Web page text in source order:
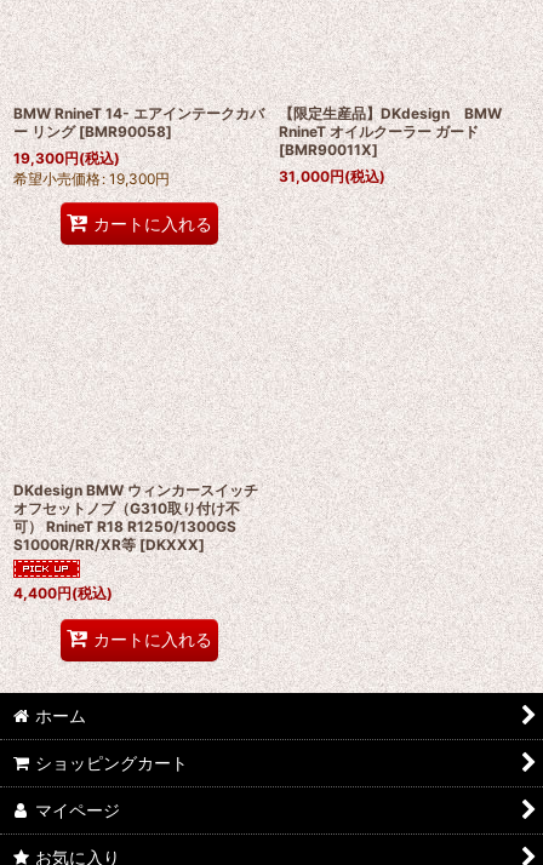
BMW RnineT 14- エアインテークカバ
ー リング [BMR90058]
19,300円(税込)
希望小売価格: 19,300円
カートに入れる
【限定生産品】DKdesign BMW
RnineT オイルクーラー ガード
[BMR90011X]
31,000円(税込)
DKdesign BMW ウィンカースイッチ
オフセットノブ（G310取り付け不
可） RnineT R18 R1250/1300GS
S1000R/RR/XR等 [DKXXX]
4,400円(税込)
カートに入れる
ホーム
ショッピングカート
マイページ
お気に入り